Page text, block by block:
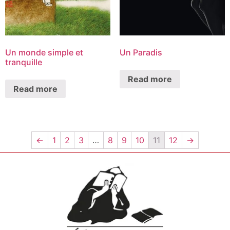
Un monde simple et
tranquille
Read more
Un Paradis
Read more
← 1 2 3 … 8 9 10 11 12 →